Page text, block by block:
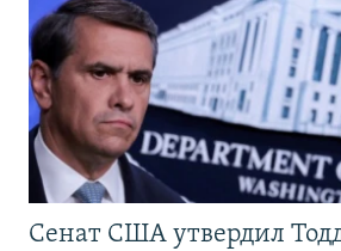
Сенат США утвердил